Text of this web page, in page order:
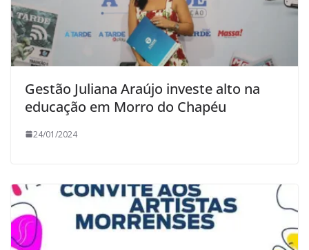
Gestão Juliana Araújo investe alto na
educação em Morro do Chapéu
24/01/2024